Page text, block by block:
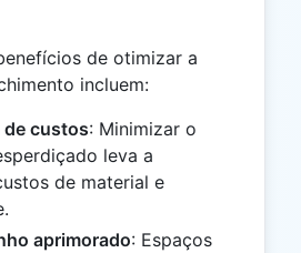
de otimizar a
incluem:
de custos: Minimizar o
leva a
de material e
aprimorado: Espaços